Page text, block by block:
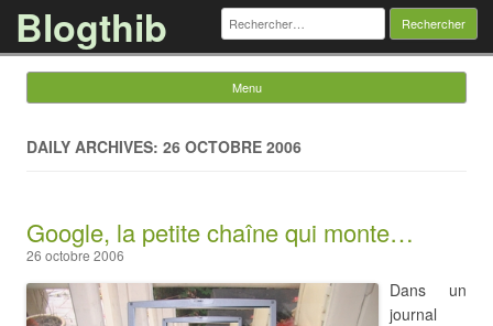
Blogthib Rechercher :
Menu
DAILY ARCHIVES: 26 OCTOBRE 2006
Google, la petite chaîne qui monte…
26 octobre 2006
Dans un
journal